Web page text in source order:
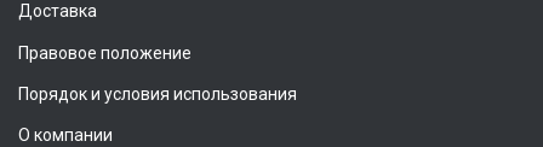
Доставка
Правовое положение
Порядок и условия использования
О компании